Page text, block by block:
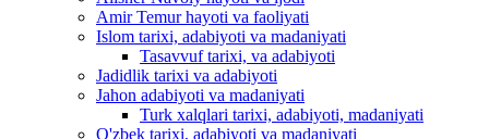
Amir Temur hayoti va faoliyati
Islom tarixi, adabiyoti va madaniyati
Tasavvuf tarixi, va adabiyoti
Jadidlik tarixi va adabiyoti
Jahon adabiyoti va madaniyati
Turk xalqlari tarixi, adabiyoti, madaniyati
O'zbek tarixi, adabiyoti va madaniyati